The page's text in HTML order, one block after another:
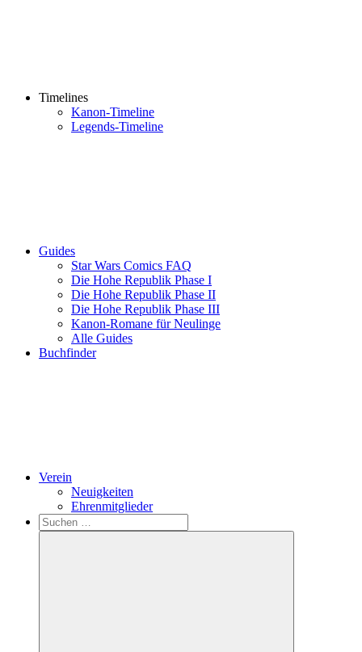
Timelines
Kanon-Timeline
Legends-Timeline
Guides
Star Wars Comics FAQ
Die Hohe Republik Phase I
Die Hohe Republik Phase II
Die Hohe Republik Phase III
Kanon-Romane für Neulinge
Alle Guides
Buchfinder
Verein
Neuigkeiten
Ehrenmitglieder
Search
Suchen
nach: